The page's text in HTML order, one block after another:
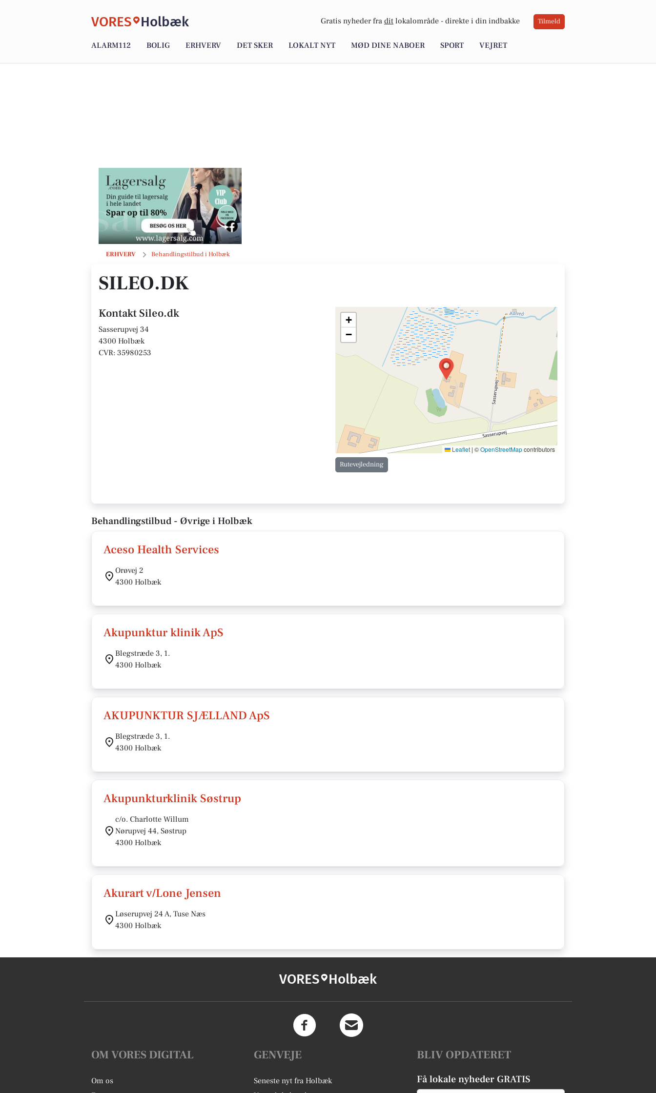
VORES Holbæk Gratis nyheder fra dit lokalområde - direkte i din indbakke Tilmeld
ALARM112 BOLIG ERHVERV DET SKER LOKALT NYT MØD DINE NABOER SPORT VEJRET
ERHVERV Behandlingstilbud i Holbæk
Sileo.dk
SILEO.DK
Kontakt Sileo.dk
Sasserupvej 34
4300 Holbæk
CVR: 35980253
+
−
Leaflet | ©OpenStreetMapcontributors
Rutevejledning
Behandlingstilbud - Øvrige i Holbæk
Aceso Health Services
Orøvej 2
4300 Holbæk
Akupunktur klinik ApS
Blegstræde 3, 1.
4300 Holbæk
AKUPUNKTUR SJÆLLAND ApS
Blegstræde 3, 1.
4300 Holbæk
Akupunkturklinik Søstrup
c/o. Charlotte Willum
Nørupvej 44, Søstrup
4300 Holbæk
Akurart v/Lone Jensen
Løserupvej 24 A, Tuse Næs
4300 Holbæk
VORES Holbæk
OM VORES DIGITAL
Om os
GENVEJE
Seneste nyt fra Holbæk
BLIV OPDATERET
Få lokale nyheder GRATIS